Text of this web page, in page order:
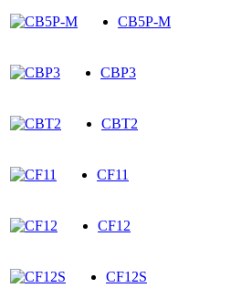
CB5P-M
CBP3
CBT2
CF11
CF12
CF12S